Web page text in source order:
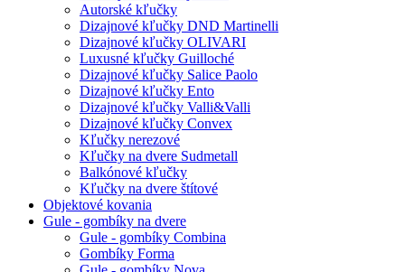
Autorské kľučky
Dizajnové kľučky DND Martinelli
Dizajnové kľučky OLIVARI
Luxusné kľučky Guilloché
Dizajnové kľučky Salice Paolo
Dizajnové kľučky Ento
Dizajnové kľučky Valli&Valli
Dizajnové kľučky Convex
Kľučky nerezové
Kľučky na dvere Sudmetall
Balkónové kľučky
Kľučky na dvere štítové
Objektové kovania
Gule - gombíky na dvere
Gule - gombíky Combina
Gombíky Forma